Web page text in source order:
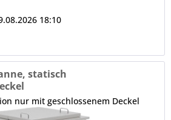
18:10
statisch
nur mit geschlossenem Deckel